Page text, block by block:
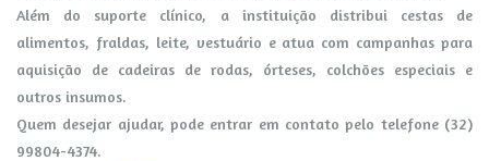
Além do suporte clínico, a instituição distribui cestas de
alimentos, fraldas, leite, vestuário e atua com campanhas para
aquisição de cadeiras de rodas, órteses, colchões especiais e
outros insumos.
Quem desejar ajudar, pode entrar em contato pelo telefone (32)
99804-4374.